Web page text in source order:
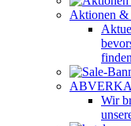
Aktionen &
Wir